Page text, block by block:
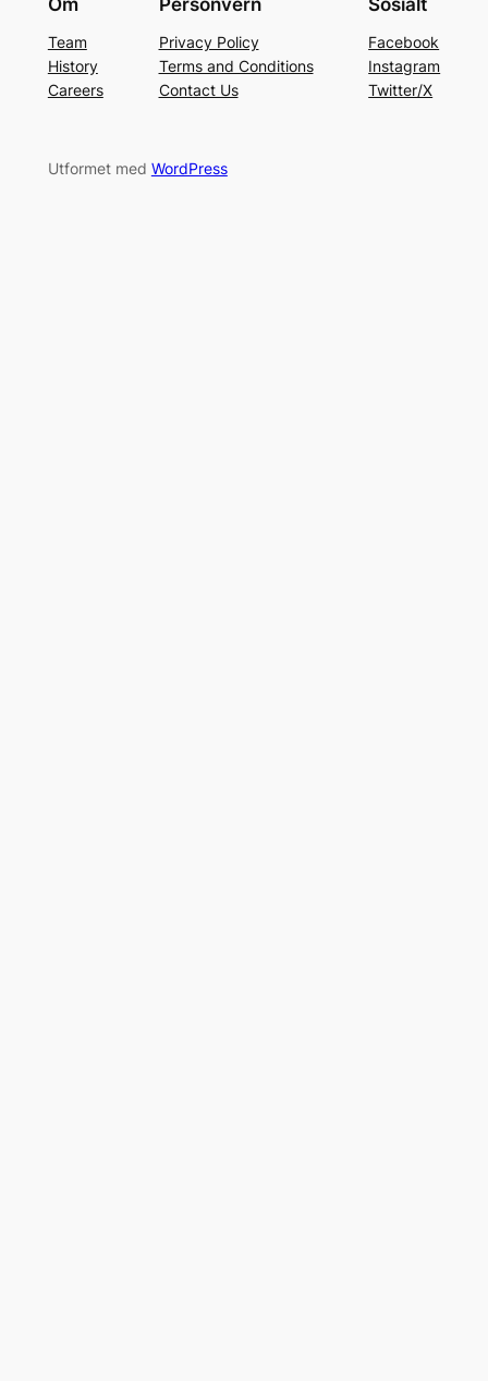
Team
History
Careers
Privacy Policy
Terms and Conditions
Contact Us
Facebook
Instagram
Twitter/X
Utformet med WordPress